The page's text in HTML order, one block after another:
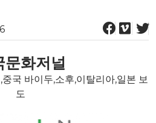
문화저널
국 바이두,소후,이탈리아,일본 보
도